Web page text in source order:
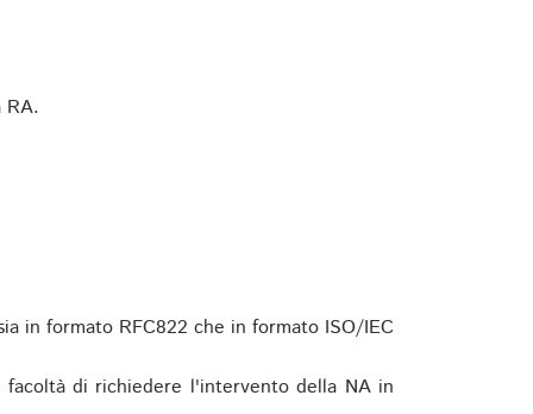
in formato RFC822 che in formato ISO/IEC
di richiedere l'intervento della NA in